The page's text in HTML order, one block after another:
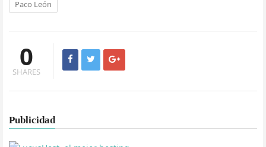
Paco León
0
SHARES
Publicidad